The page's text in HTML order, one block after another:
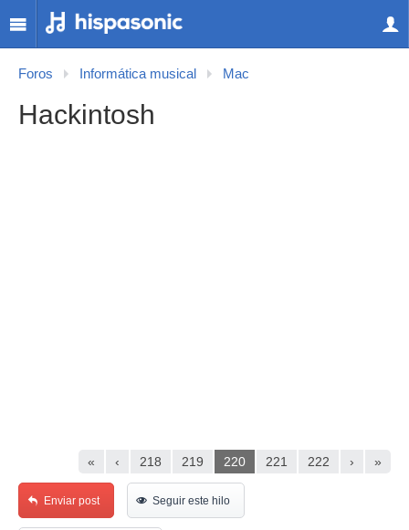
Foros Informática musical Mac
Hackintosh
« ‹ 218 219 220 221 222 › »
Enviar post Seguir este hilo